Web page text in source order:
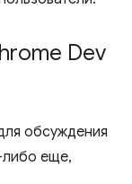
Dev
обсуждения
либо еще,